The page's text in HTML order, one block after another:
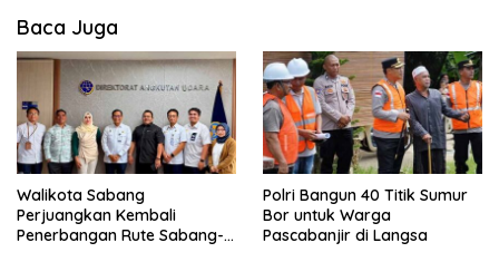
Baca Juga
Walikota Sabang
Perjuangkan Kembali
Penerbangan Rute Sabang-
Polri Bangun 40 Titik Sumur
Bor untuk Warga
Pascabanjir di Langsa